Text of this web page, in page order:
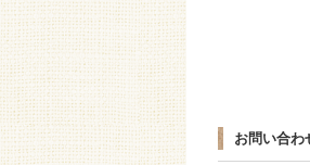
お問い合わ